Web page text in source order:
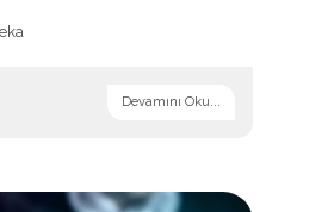
Devamını Oku...